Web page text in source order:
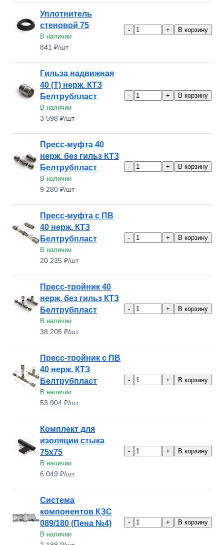
Уплотнитель
стеновой 75
В наличии
841 ₽/шт
- + В корзину
Гильза надвижная
40 (Т) нерж. КТЗ
Белтрубпласт
В наличии
3 598 ₽/шт
- + В корзину
Пресс-муфта 40
нерж. без гильз КТЗ
Белтрубпласт
В наличии
9 280 ₽/шт
- + В корзину
Пресс-муфта с ПВ
40 нерж. КТЗ
Белтрубпласт
В наличии
20 235 ₽/шт
- + В корзину
Пресс-тройник 40
нерж. без гильз КТЗ
Белтрубпласт
В наличии
38 205 ₽/шт
- + В корзину
Пресс-тройник с ПВ
40 нерж. КТЗ
Белтрубпласт
В наличии
53 904 ₽/шт
- + В корзину
Комплект для
изоляции стыка
75х75
В наличии
6 049 ₽/шт
- + В корзину
Система
компонентов КЗС
089/180 (Пена №4)
В наличии
- + В корзину